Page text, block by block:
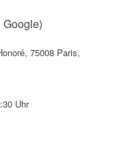
75008 Paris,
Uhr